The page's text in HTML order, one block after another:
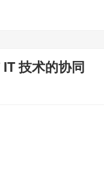
技术的协同